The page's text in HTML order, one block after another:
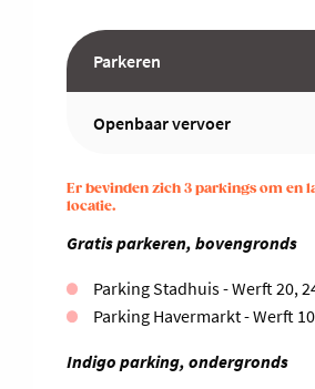
Parkeren
Openbaar vervoer
Er bevinden zich 3 parkings om en
locatie.
Gratis parkeren, bovengronds
Parking Stadhuis - Werft 20,
Parking Havermarkt - Werft
Indigo parking, ondergronds